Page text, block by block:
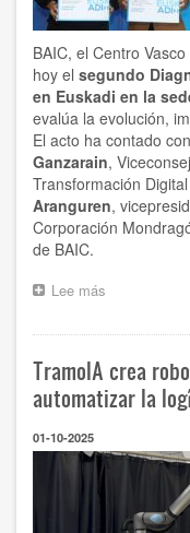
BAIC, el Centro
hoy el segundo
en Euskadi en la
evalúa la evolución,
El acto ha contado
Ganzarain,
Transformación
Aranguren,
Corporación
de BAIC.
Lee más
la
Inteligencia
Artificial
Euskadi
TramoIA crea
automatizar la
01-10-2025